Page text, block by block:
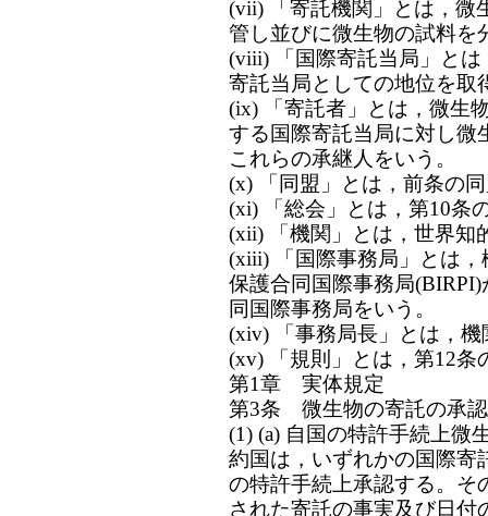
(vii) 「寄託機関」とは，微
管し並びに微生物の試料を
(viii) 「国際寄託当局」と
寄託当局としての地位を取
(ix) 「寄託者」とは，微生
する国際寄託当局に対し微
これらの承継人をいう。
(x) 「同盟」とは，前条の
(xi) 「総会」とは，第10条
(xii) 「機関」とは，世界知
(xiii) 「国際事務局」とは
保護合同国際事務局
同国際事務局をいう。
(xiv) 「事務局長」とは，
(xv) 「規則」とは，第12条
第1章 実体規定
第3条 微生物の寄託の承
(1) (a) 自国の特許手続上微
約国は，いずれかの国際寄
の特許手続上承認する。そ
された寄託の事実及び日